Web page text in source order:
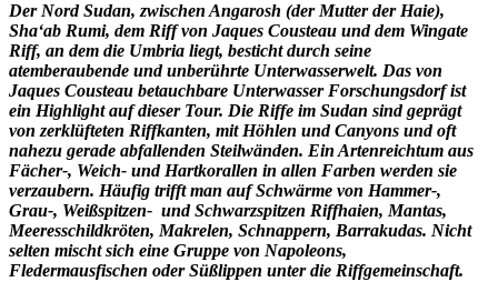
Der Nord Sudan, zwischen Angarosh (der Mutter der Haie),
Sha‘ab Rumi, dem Riff von Jaques Cousteau und dem Wingate
Riff, an dem die Umbria liegt, besticht durch seine
atemberaubende und unberührte Unterwasserwelt. Das von
Jaques Cousteau betauchbare Unterwasser Forschungsdorf ist
ein Highlight auf dieser Tour. Die Riffe im Sudan sind geprägt
von zerklüfteten Riffkanten, mit Höhlen und Canyons und oft
nahezu gerade abfallenden Steilwänden. Ein Artenreichtum aus
Fächer-, Weich- und Hartkorallen in allen Farben werden sie
verzaubern. Häufig trifft man auf Schwärme von Hammer-,
Grau-, Weißspitzen- und Schwarzspitzen Riffhaien, Mantas,
Meeresschildkröten, Makrelen, Schnappern, Barrakudas. Nicht
selten mischt sich eine Gruppe von Napoleons,
Fledermausfischen oder Süßlippen unter die Riffgemeinschaft.